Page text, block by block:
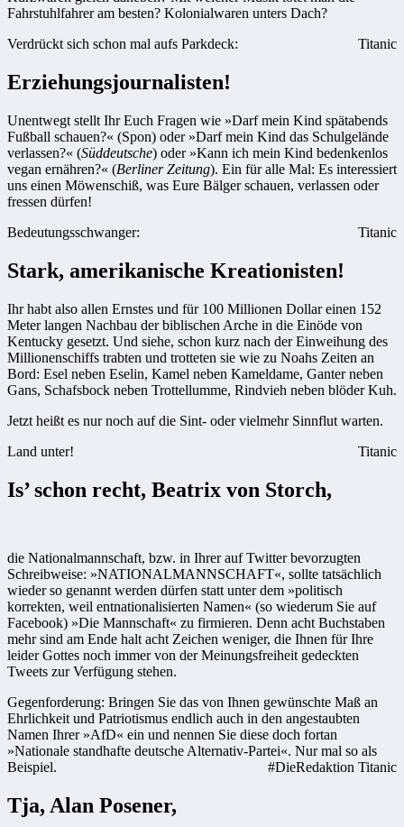
Fahrstuhlfahrer am besten? Kolonialwaren unters Dach?
Verdrückt sich schon mal aufs Parkdeck:
Titanic
Erziehungsjournalisten!
Unentwegt stellt Ihr Euch Fragen wie »Darf mein Kind spätabends
Fußball schauen?« (Spon) oder »Darf mein Kind das Schulgelände
verlassen?« (Süddeutsche) oder »Kann ich mein Kind bedenkenlos
vegan ernähren?« (Berliner Zeitung). Ein für alle Mal: Es interessiert
uns einen Möwenschiß, was Eure Bälger schauen, verlassen oder
fressen dürfen!
Bedeutungsschwanger:
Titanic
Stark, amerikanische Kreationisten!
Ihr habt also allen Ernstes und für 100 Millionen Dollar einen 152
Meter langen Nachbau der biblischen Arche in die Einöde von
Kentucky gesetzt. Und siehe, schon kurz nach der Einweihung des
Millionenschiffs trabten und trotteten sie wie zu Noahs Zeiten an
Bord: Esel neben Eselin, Kamel neben Kameldame, Ganter neben
Gans, Schafsbock neben Trottellumme, Rindvieh neben blöder Kuh.
Jetzt heißt es nur noch auf die Sint- oder vielmehr Sinnflut warten.
Land unter!
Titanic
Is’ schon recht, Beatrix von Storch,
die Nationalmannschaft, bzw. in Ihrer auf Twitter bevorzugten
Schreibweise: »NATIONALMANNSCHAFT«, sollte tatsächlich
wieder so genannt werden dürfen statt unter dem »politisch
korrekten, weil entnationalisierten Namen« (so wiederum Sie auf
Facebook) »Die Mannschaft« zu firmieren. Denn acht Buchstaben
mehr sind am Ende halt acht Zeichen weniger, die Ihnen für Ihre
leider Gottes noch immer von der Meinungsfreiheit gedeckten
Tweets zur Verfügung stehen.
Gegenforderung: Bringen Sie das von Ihnen gewünschte Maß an
Ehrlichkeit und Patriotismus endlich auch in den angestaubten
Namen Ihrer »AfD« ein und nennen Sie diese doch fortan
»Nationale standhafte deutsche Alternativ-Partei«. Nur mal so als
Beispiel.
#DieRedaktion Titanic
Tja, Alan Posener,